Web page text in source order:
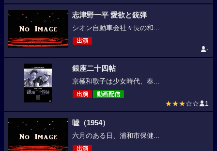
志津野一平 愛欲と銃弾
シオン自動車会社々長の和...
出演
-
銀座二十四帖
京極和歌子は少女時代、奉...
出演 動画配信
★★★☆☆ 1
嘘（1954）
六月のある日、浦和市保健...
出演